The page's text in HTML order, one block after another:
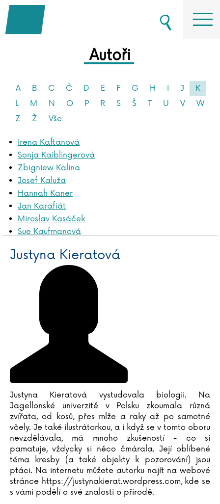
Autoři
A B C Č D E F G H I J
K
L
M N O P R S Š T U V
W
Z
Ž Vše
Irena Kaftanová
Sonja Kaiblingerová
Zbigniew Kalina
Josef Kaluža
Hannah Kaner
Jan Karafiát
Miroslav Kasáček
Sue Kaufmanová
Katja Kettu
Frauke Kiedaisch
Justyna Kieratová
Stephen King
Tommi Kinnunen
Joseph Rudyard Kipling
Henry Kissinger
Jaroslav Kmenta
Kristýna Kociánová
Daniela Kohlová
Michal Kolář
Lucie Königová
Stanislava Korcová
Jiří Korn
Milan Kornelia
Pavel Kosatík
Justyna Kieratová
Justyna Kieratová vystudovala biologii. Na
Jagellonské univerzitě v Polsku zkoumala různá
zvířata, od kosů, přes mlže a raky až po samotné
včely. Je také ilustrátorkou, a i když se v tomto oboru
nevzdělávala, má mnoho zkušeností - co si
pamatuje, vždycky si něco čmárala. Její oblíbené
téma kresby (a také objekty k pozorování) jsou
ptáci. Na internetu můžete autorku najít na webové
stránce https://justynakierat.wordpress.com, kde se
s vámi podělí o své znalosti o přírodě.